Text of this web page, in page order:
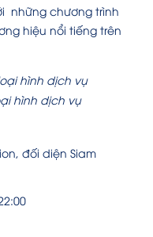
những chương trình
hiệu nổi tiếng trên
hình dịch vụ
đối diện Siam